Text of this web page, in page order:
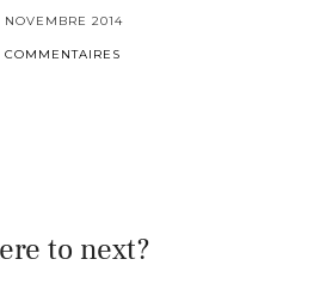
NOVEMBRE 2014
COMMENTAIRES
to next?